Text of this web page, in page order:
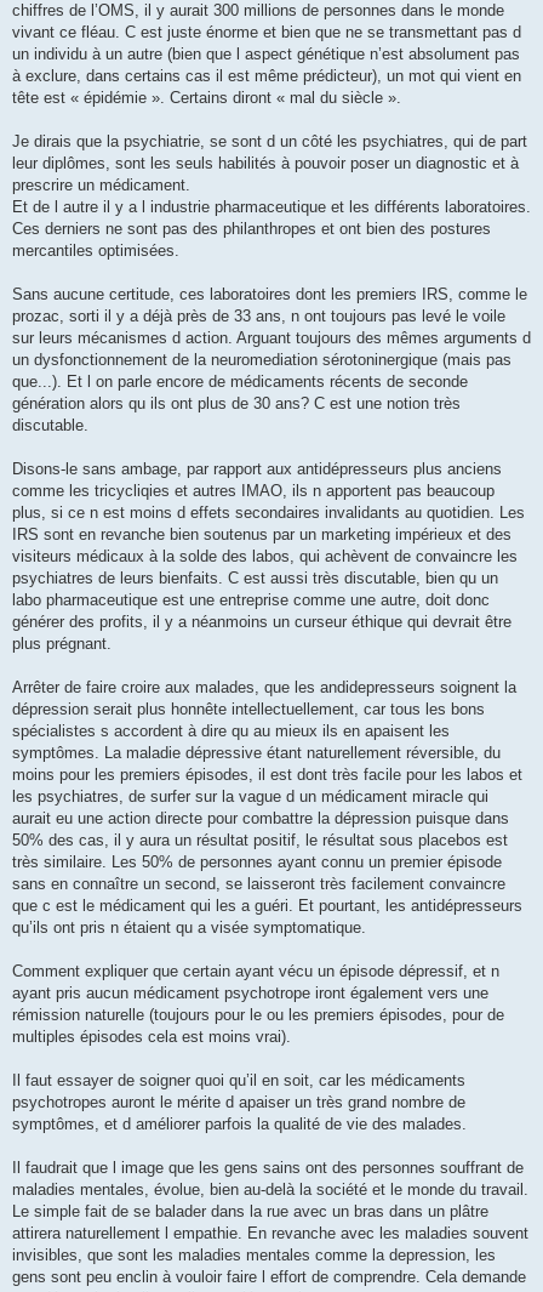
chiffres de l’OMS, il y aurait 300 millions de personnes dans le monde
vivant ce fléau. C est juste énorme et bien que ne se transmettant pas d
un individu à un autre (bien que l aspect génétique n’est absolument pas
à exclure, dans certains cas il est même prédicteur), un mot qui vient en
tête est « épidémie ». Certains diront « mal du siècle ».
Je dirais que la psychiatrie, se sont d un côté les psychiatres, qui de part
leur diplômes, sont les seuls habilités à pouvoir poser un diagnostic et à
prescrire un médicament.
Et de l autre il y a l industrie pharmaceutique et les différents laboratoires.
Ces derniers ne sont pas des philanthropes et ont bien des postures
mercantiles optimisées.
Sans aucune certitude, ces laboratoires dont les premiers IRS, comme le
prozac, sorti il y a déjà près de 33 ans, n ont toujours pas levé le voile
sur leurs mécanismes d action. Arguant toujours des mêmes arguments d
un dysfonctionnement de la neuromediation sérotoninergique (mais pas
que...). Et l on parle encore de médicaments récents de seconde
génération alors qu ils ont plus de 30 ans? C est une notion très
discutable.
Disons-le sans ambage, par rapport aux antidépresseurs plus anciens
comme les tricycliqies et autres IMAO, ils n apportent pas beaucoup
plus, si ce n est moins d effets secondaires invalidants au quotidien. Les
IRS sont en revanche bien soutenus par un marketing impérieux et des
visiteurs médicaux à la solde des labos, qui achèvent de convaincre les
psychiatres de leurs bienfaits. C est aussi très discutable, bien qu un
labo pharmaceutique est une entreprise comme une autre, doit donc
générer des profits, il y a néanmoins un curseur éthique qui devrait être
plus prégnant.
Arrêter de faire croire aux malades, que les andidepresseurs soignent la
dépression serait plus honnête intellectuellement, car tous les bons
spécialistes s accordent à dire qu au mieux ils en apaisent les
symptômes. La maladie dépressive étant naturellement réversible, du
moins pour les premiers épisodes, il est dont très facile pour les labos et
les psychiatres, de surfer sur la vague d un médicament miracle qui
aurait eu une action directe pour combattre la dépression puisque dans
50% des cas, il y aura un résultat positif, le résultat sous placebos est
très similaire. Les 50% de personnes ayant connu un premier épisode
sans en connaître un second, se laisseront très facilement convaincre
que c est le médicament qui les a guéri. Et pourtant, les antidépresseurs
qu’ils ont pris n étaient qu a visée symptomatique.
Comment expliquer que certain ayant vécu un épisode dépressif, et n
ayant pris aucun médicament psychotrope iront également vers une
rémission naturelle (toujours pour le ou les premiers épisodes, pour de
multiples épisodes cela est moins vrai).
Il faut essayer de soigner quoi qu’il en soit, car les médicaments
psychotropes auront le mérite d apaiser un très grand nombre de
symptômes, et d améliorer parfois la qualité de vie des malades.
Il faudrait que l image que les gens sains ont des personnes souffrant de
maladies mentales, évolue, bien au-delà la société et le monde du travail.
Le simple fait de se balader dans la rue avec un bras dans un plâtre
attirera naturellement l empathie. En revanche avec les maladies souvent
invisibles, que sont les maladies mentales comme la depression, les
gens sont peu enclin à vouloir faire l effort de comprendre. Cela demande